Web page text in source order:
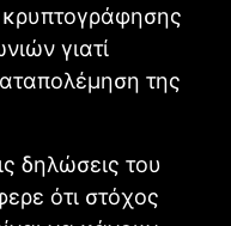
κρυπτογράφησης
γιατί
της
δηλώσεις του
ότι στόχος